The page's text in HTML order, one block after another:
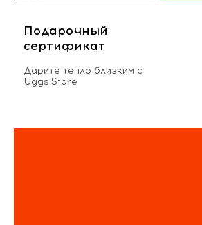
Подарочный
сертификат
Дарите тепло близким с
Uggs.Store